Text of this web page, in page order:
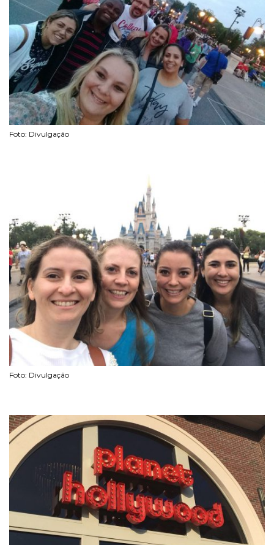
Foto: Divulgação
Foto: Divulgação